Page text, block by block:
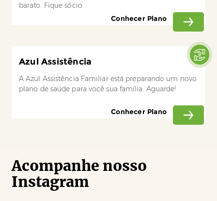
barato. Fique sócio
Conhecer Plano
Azul Assistência
A Azul Assistência Familiar está preparando um novo
plano de saúde para você sua família. Aguarde!
Conhecer Plano
Acompanhe nosso
Instagram